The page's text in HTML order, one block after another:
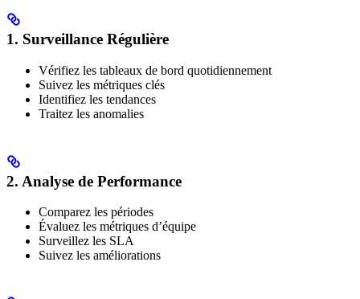
1. Surveillance Régulière
Vérifiez les tableaux de bord quotidiennement
Suivez les métriques clés
Identifiez les tendances
Traitez les anomalies
2. Analyse de Performance
Comparez les périodes
Évaluez les métriques d’équipe
Surveillez les SLA
Suivez les améliorations